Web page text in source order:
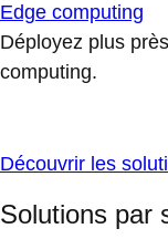
Edge computing
Déployez plus
computing.
Découvrir les
Solutions par